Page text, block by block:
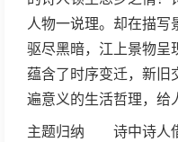
人物一说理。却在描写
驱尽黑暗，江上景物呈
蕴含了时序变迁，新旧
遍意义的生活哲理，给
主题归纳 诗中诗人借